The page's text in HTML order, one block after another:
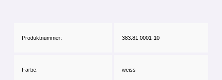
Produktnummer: 383.81.0001-10
Farbe: weiss